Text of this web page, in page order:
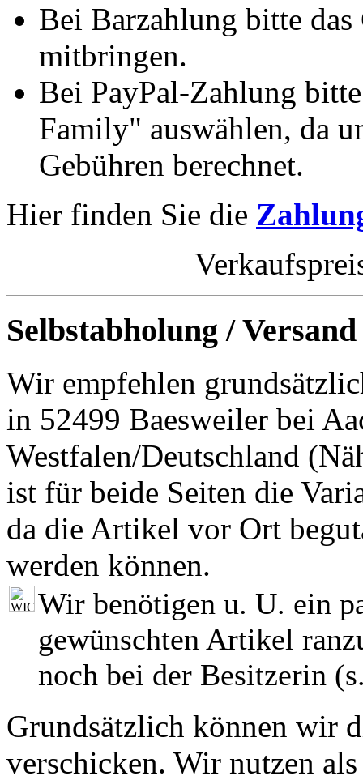
Bei Barzahlung bitte
mitbringen.
Bei PayPal-Zahlung
Family" auswählen, da
Gebühren berechnet.
Hier finden Sie die
Selbstabholung / Versand
Wir empfehlen
in 52499 Baesweiler bei
Westfalen/Deutschland
ist für beide Seiten die
da die Artikel vor Ort
werden können.
Wir benötigen u. U. ein
gewünschten Artikel
noch bei der Besitzerin
Grundsätzlich können wir
verschicken. Wir nutzen